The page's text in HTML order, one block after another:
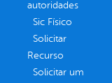
autoridades
Sic Físico
Solicitar
Recurso
Solicitar um